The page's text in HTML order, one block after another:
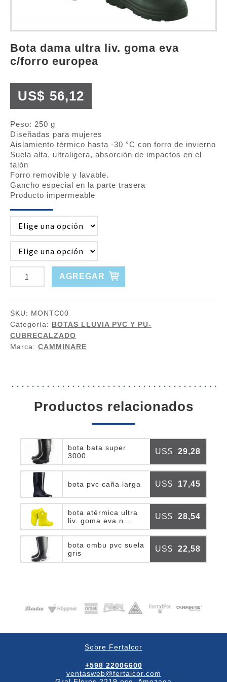
bota dama ultra liv. goma eva
c/forro europea
US$ 56,12
Peso: 250 g
Diseñadas para mujeres
Aislamiento térmico hasta -30 °C con forro de invierno
Suela alta, ultraligera, absorción de impactos en el
talón
Forro removible y lavable.
Gancho especial en la parte trasera
Producto impermeable
BOTA
DAMA
LIV.
GOMA
EVA
C/FORRO
AGREGAR
SKU: MONTC00
Categoría: BOTAS LLUVIA PVC Y PU-
CUBRECALZADO
Marca: CAMMINARE
productos relacionados
bota bata super
3000
US$ 29,28
bota pvc caña larga US$ 17,45
bota atérmica ultra
liv. goma eva n...
US$ 28,54
bota ombu pvc suela
gris
US$ 22,58
Sobre Fertalcor
+598 22006600
ventasweb@fertalcor.com